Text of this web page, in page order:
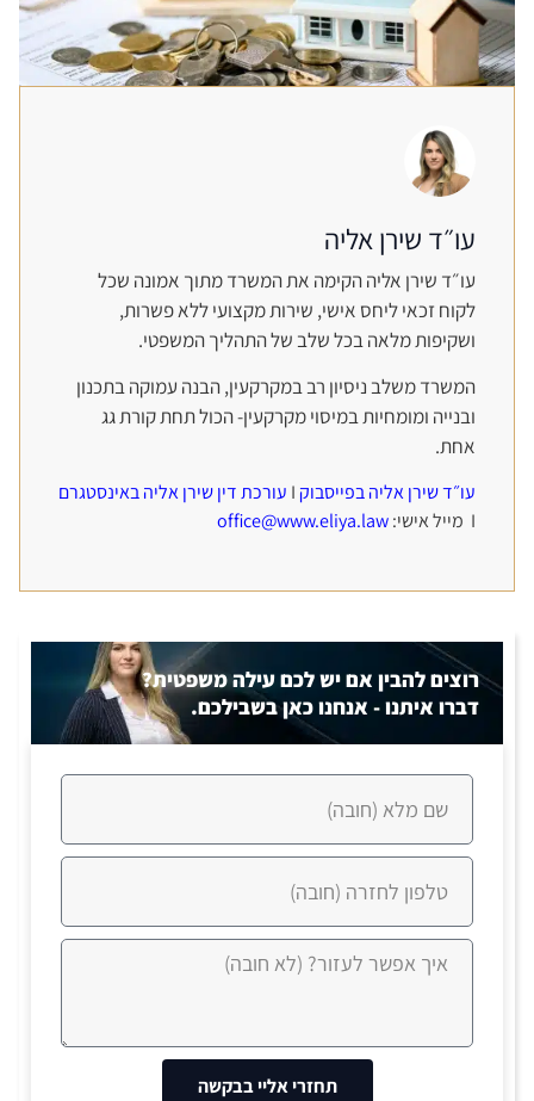
רוצים להבין אם יש לכם עילה משפטית?
דברו איתנו - אנחנו כאן בשבילכם.
תחזרי אליי בבקשה
עו״ד שירן אליה
עו״ד שירן אליה הקימה את המשרד מתוך אמונה שכל
לקוח זכאי ליחס אישי, שירות מקצועי ללא פשרות,
ושקיפות מלאה בכל שלב של התהליך המשפטי.
המשרד משלב ניסיון רב במקרקעין, הבנה עמוקה בתכנון
ובנייה ומומחיות במיסוי מקרקעין- הכול תחת קורת גג
אחת.
עו״ד שירן אליה בפייסבוק עורכת דין שירן אליה באינסטגרם
I מייל אישי:
office@www.eliya.law